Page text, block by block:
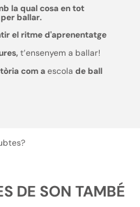
la qual cosa en tot
ballar.
el ritme d'aprenentatge
t’ensenyem a ballar!
com aescola de ball
DE SON TAMBÉ